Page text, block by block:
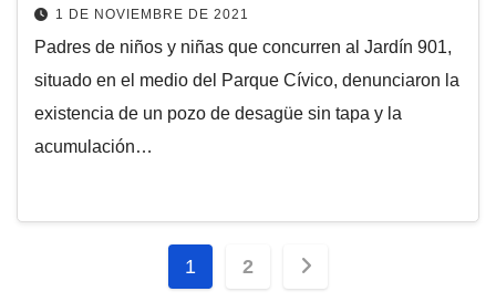
1 DE NOVIEMBRE DE 2021
Padres de niños y niñas que concurren al Jardín 901,
situado en el medio del Parque Cívico, denunciaron la
existencia de un pozo de desagüe sin tapa y la
acumulación…
Paginación
1 2